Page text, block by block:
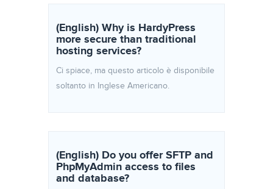
(English) Why is HardyPress
more secure than traditional
hosting services?
Ci spiace, ma questo articolo è disponibile
soltanto in Inglese Americano.
(English) Do you offer SFTP and
PhpMyAdmin access to files
and database?